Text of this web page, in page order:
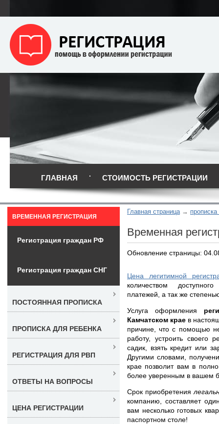
ГЛАВНАЯ СТОИМОСТЬ РЕГИСТРАЦИИ
Главная страница
Временная
Обновление страницы:
Цена легитимной
количеством
платежей, а так же
Услуга оформления
Камчатском крае в
причине, что с помощью
работу, устроить
садик, взять кредит или
Другими словами,
крае позволит вам в
более уверенным в вашем
Срок приобретения
компанию, составляет
вам несколько готовых
паспортном столе!
ВРЕМЕННАЯ РЕГИСТРАЦИЯ
Регистрация граждан РФ
Регистрация граждан СНГ
ПОСТОЯННАЯ ПРОПИСКА
ПРОПИСКА ДЛЯ РЕБЕНКА
РЕГИСТРАЦИЯ ДЛЯ РВП
ОТВЕТЫ НА ВОПРОСЫ
ЦЕНА РЕГИСТРАЦИИ